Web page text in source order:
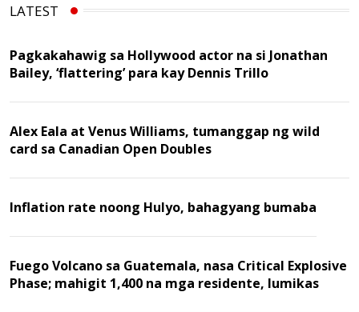
LATEST
Pagkakahawig sa Hollywood actor na si Jonathan
Bailey, ‘flattering’ para kay Dennis Trillo
Alex Eala at Venus Williams, tumanggap ng wild
card sa Canadian Open Doubles
Inflation rate noong Hulyo, bahagyang bumaba
Fuego Volcano sa Guatemala, nasa Critical Explosive
Phase; mahigit 1,400 na mga residente, lumikas